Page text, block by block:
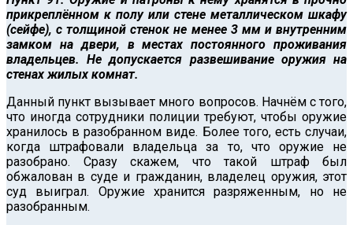
прикреплённом к полу или стене металлическом шкафу
(сейфе), с толщиной стенок не менее 3 мм и внутренним
замком на двери, в местах постоянного проживания
владельцев. Не допускается развешивание оружия на
стенах жилых комнат.
Данный пункт вызывает много вопросов. Начнём с того,
что иногда сотрудники полиции требуют, чтобы оружие
хранилось в разобранном виде. Более того, есть случаи,
когда штрафовали владельца за то, что оружие не
разобрано. Сразу скажем, что такой штраф был
обжалован в суде и гражданин, владелец оружия, этот
суд выиграл. Оружие хранится разряженным, но не
разобранным.